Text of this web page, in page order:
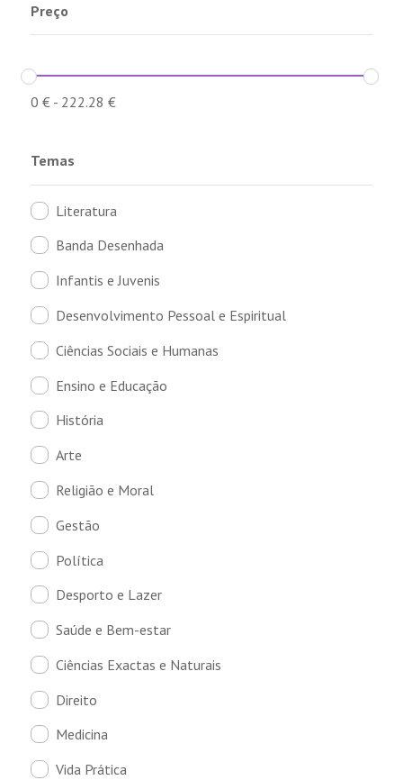
Preço
0 €- 222.28 €
Temas
Literatura
Banda Desenhada
Infantis e Juvenis
Desenvolvimento Pessoal e Espiritual
Ciências Sociais e Humanas
Ensino e Educação
História
Arte
Religião e Moral
Gestão
Política
Desporto e Lazer
Saúde e Bem-estar
Ciências Exactas e Naturais
Direito
Medicina
Vida Prática